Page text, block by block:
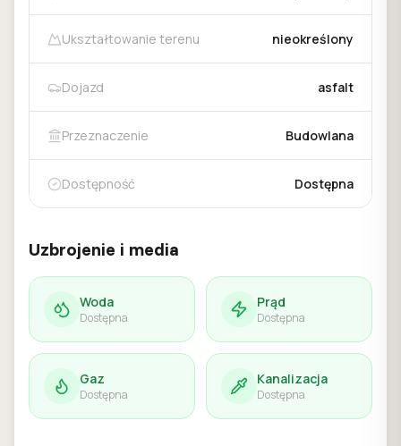
Ukształtowanie terenu nieokreślony
Dojazd asfalt
Przeznaczenie Budowlana
Dostępność Dostępna
Uzbrojenie i media
Woda
Dostępna
Prąd
Dostępna
Gaz
Dostępna
Kanalizacja
Dostępna